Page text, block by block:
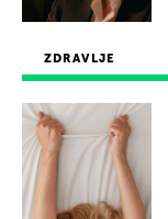
ZDRAVLJE